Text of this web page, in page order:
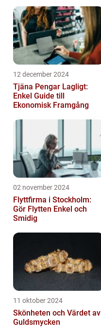
12 december 2024
Tjäna Pengar Lagligt:
Enkel Guide till
Ekonomisk Framgång
02 november 2024
Flyttfirma i Stockholm:
Gör Flytten Enkel och
Smidig
11 oktober 2024
Skönheten och Värdet av
Guldsmycken